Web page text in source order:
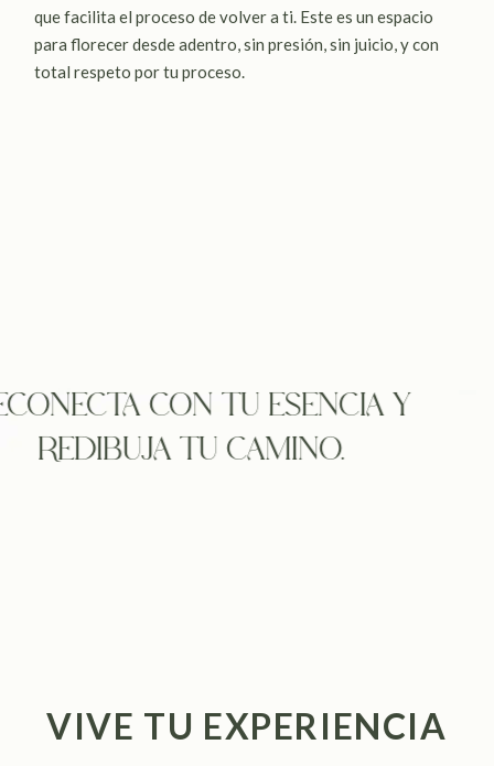
que facilita el proceso de volver a ti. Este es un espacio
para florecer desde adentro, sin presión, sin juicio, y con
total respeto por tu proceso.
CON TU ESENCIA Y
REDIBUJA TU CAMINO.
VIVE TU EXPERIENCIA